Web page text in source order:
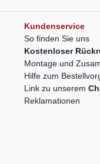
Kundenservice
So finden Sie uns
Kostenloser
Montage und
Hilfe zum
Link zu unserem
Reklamationen